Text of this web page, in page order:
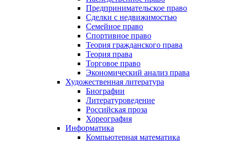
Предпринимательское право
Сделки с недвижимостью
Семейное право
Спортивное право
Теория гражданского права
Теория права
Торговое право
Экономический анализ права
Художественная литература
Биографии
Литературоведение
Российская проза
Хореография
Информатика
Компьютерная математика